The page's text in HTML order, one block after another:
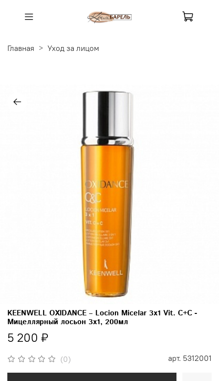
Главная Уход за лицом
(0) арт. 5312001
KEENWELL OXIDANCE – Locion Micelar 3x1 Vit. C+C -
Мицеллярный лосьон 3х1, 200мл
5 200 ₽